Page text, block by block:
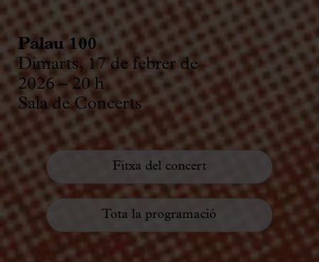
Palau 100
Dimarts, 17 de febrer de
2026 – 20 h
Sala de Concerts
Fitxa del concert
Tota la programació